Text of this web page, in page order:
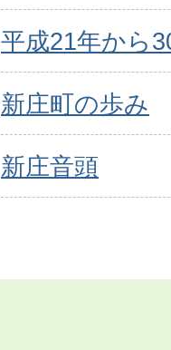
平成21年から
新庄町の歩み
新庄音頭